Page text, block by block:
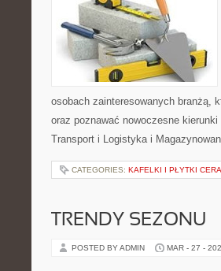
osobach zainteresowanych branżą,
oraz poznawać nowoczesne
Transport i Logistyka i
CATEGORIES: KAFELKI I PŁYTKI
TRENDY SEZONU
POSTED BY ADMIN MAR - 27 -